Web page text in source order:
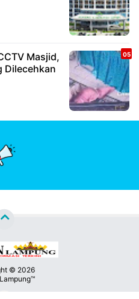
Masjid,
Dilecehkan
© 2026